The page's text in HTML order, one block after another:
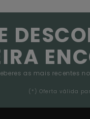
as mais recentes
(*) Oferta válida